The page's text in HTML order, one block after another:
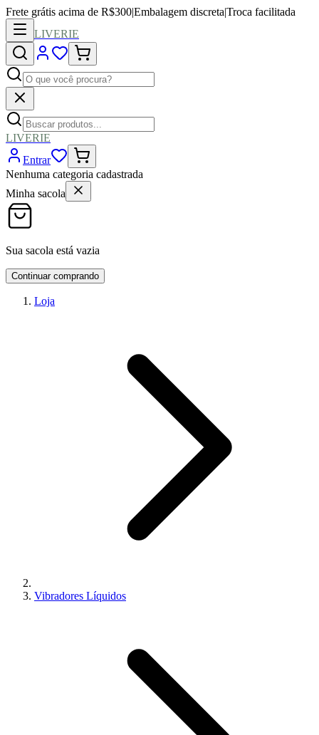
Frete grátis acima de R$300|Embalagem discreta|Troca facilitada
LIVERIE
LIVERIE
Entrar
Nenhuma categoria cadastrada
Minha sacola
Sua sacola está vazia
Continuar comprando
Loja
Vibradores Líquidos